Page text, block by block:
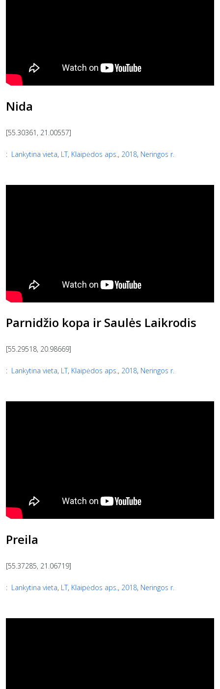
Nida
[55.30361, 21.00557]
: Lankytina vieta, LT, Klaipėdos aps. , 2018, Neringos r.
Parnidžio kopa ir Saulės Laikrodis
[55.29518, 20.98669]
: Lankytina vieta, LT, Klaipėdos aps., 2018, Neringos r.
Preila
[55.37285, 21.06719]
: Lankytina vieta, LT, Klaipėdos aps. , 2018, Neringos r.